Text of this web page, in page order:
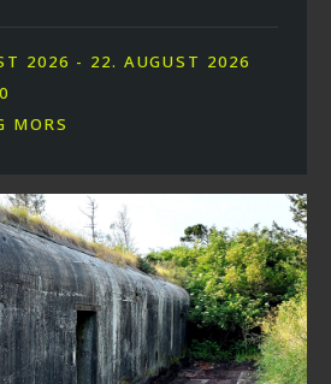
2026 - 22. AUGUST 2026
MORS